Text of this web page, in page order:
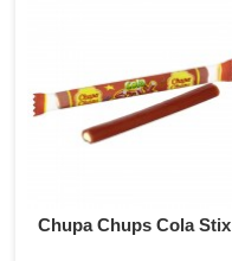
Chupa Chups Cola Stix